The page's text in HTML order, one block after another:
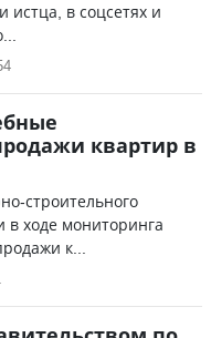
истца, в соцсетях и
квартир в
строительного
в ходе мониторинга
к...